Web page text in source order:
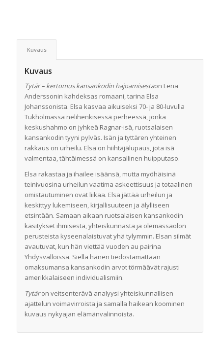
Kuvaus
Kuvaus
Tytär – kertomus kansankodin hajoamisestaon Lena
Anderssonin kahdeksas romaani, tarina Elsa
Johanssonista. Elsa kasvaa aikuiseksi 70- ja 80-luvulla
Tukholmassa nelihenkisessä perheessä, jonka
keskushahmo on jyhkeä Ragnar-isä, ruotsalaisen
kansankodin tyyni pylväs. Isän ja tyttären yhteinen
rakkaus on urheilu. Elsa on hiihtäjälupaus, jota isä
valmentaa, tähtäimessä on kansallinen huipputaso.
Elsa rakastaa ja ihailee isäänsä, mutta myöhäisinä
teinivuosina urheilun vaatima askeettisuus ja totaalinen
omistautuminen ovat liikaa. Elsa jättää urheilun ja
keskittyy lukemiseen, kirjallisuuteen ja älylliseen
etsintään. Samaan aikaan ruotsalaisen kansankodin
käsitykset ihmisestä, yhteiskunnasta ja olemassaolon
perusteista kyseenalaistuvat yhä tylymmin. Elsan silmät
avautuvat, kun hän viettää vuoden au pairina
Yhdysvalloissa. Siellä hänen tiedostamattaan
omaksumansa kansankodin arvot törmäävät rajusti
amerikkalaiseen individualismiin.
Tytäron veitsenterävä analyysi yhteiskunnallisen
ajattelun voimavirroista ja samalla haikean koominen
kuvaus nykyajan elämänvalinnoista.